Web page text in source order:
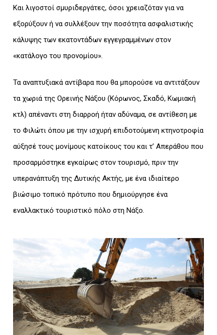
Και λιγοστοί σμυριδεργάτες, όσοι χρειαζόταν για να
εξορύξουν ή να συλλέξουν την ποσότητα ασφαλιστικής
κάλυψης των εκατοντάδων εγγεγραμμένων στον
«κατάλογο του προνομίου».
Τα αναπτυξιακά αντίβαρα που θα μπορούσε να αντιτάξουν
τα χωριά της Ορεινής Νάξου (Κόρωνος, Σκαδό, Κωμιακή
κτλ) απέναντι στη διαρροή ήταν αδύναμα, σε αντίθεση με
το Φιλώτι όπου με την ισχυρή επιδοτούμενη κτηνοτροφία
αύξησέ τους μονίμους κατοίκους του και τ’ Απεράθου που
προσαρμόστηκε εγκαίρως στον τουρισμό, πριν την
υπερανάπτυξη της Δυτικής Ακτής, με ένα ιδιαίτερο
βιώσιμο τοπικό πρότυπο που δημιούργησε ένα
εναλλακτικό τουριστικό πόλο στη Νάξο.